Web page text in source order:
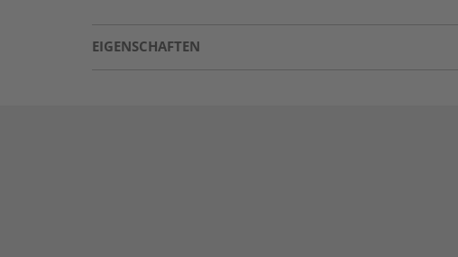
EIGENSCHAFTEN